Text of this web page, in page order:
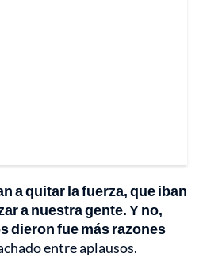
a quitar la fuerza, que iban
a nuestra gente. Y no,
dieron fue más razones
entre aplausos.